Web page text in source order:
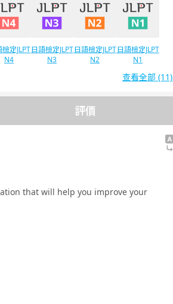
定JLPT
N4
日語檢定JLPT
N3
日語檢定JLPT
N2
日語檢定JLPT
N1
查看全部 (11)
評價
that will help you improve your